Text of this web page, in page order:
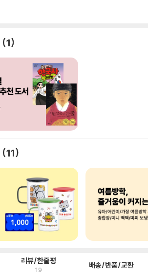
1
11
리뷰/한줄평
19 배송/반품/교환